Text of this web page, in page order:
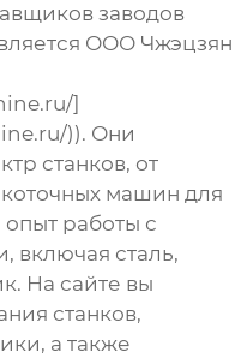
заводов
ООО Чжэцзян
]
)). Они
станков, от
машин для
опыт работы с
включая сталь,
На сайте вы
станков,
а также